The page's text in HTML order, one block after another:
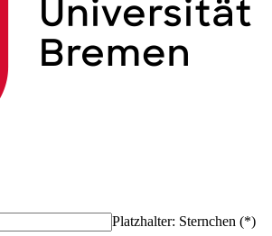
Platzhalter: Sternchen (*)